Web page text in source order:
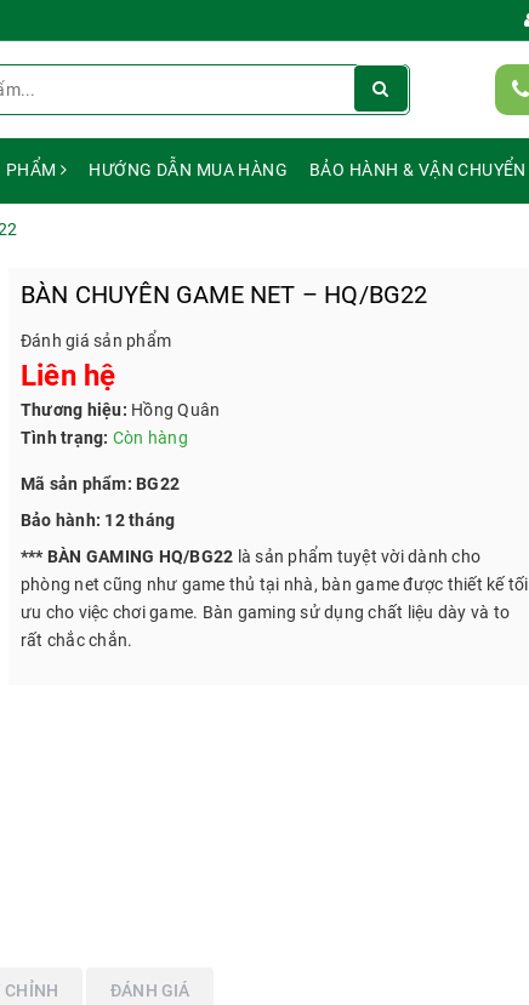
PHẨM HƯỚNG DẪN MUA HÀNG BẢO HÀNH & VẬN CHUYỂN
BÀN CHUYÊN GAME NET – HQ/BG22
Đánh giá sản phẩm
Liên hệ
Thương hiệu: Hồng Quân
Tình trạng: Còn hàng
Mã sản phẩm: BG22
Bảo hành: 12 tháng
*** BÀN GAMING HQ/BG22 là sản phẩm tuyệt vời dành cho
phòng net cũng như game thủ tại nhà, bàn game được thiết kế tối
ưu cho việc chơi game. Bàn gaming sử dụng chất liệu dày và to
rất chắc chắn.
CHỈNH ĐÁNH GIÁ